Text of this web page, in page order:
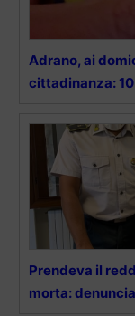
Adrano, ai
cittadinanza:
Prendeva il
morta: